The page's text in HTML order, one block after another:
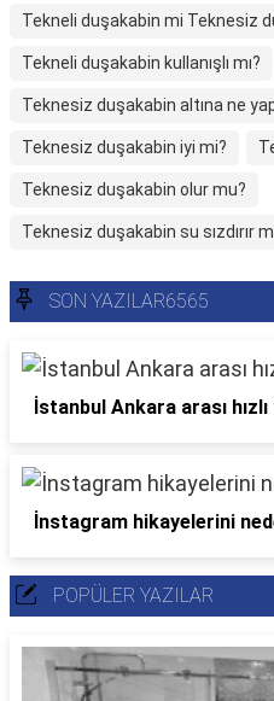
Tekneli duşakabin mi Teknesiz
Tekneli duşakabin kullanışlı mı?
Teknesiz duşakabin altına ne
Teknesiz duşakabin iyi mi?
Teknesiz duşakabin olur mu?
Teknesiz duşakabin su sızdırır
SON YAZILAR6565
İstanbul Ankara arası
İnstagram hikayelerini
POPÜLER YAZILAR